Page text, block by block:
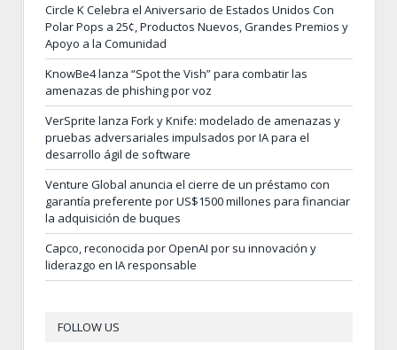
Circle K Celebra el Aniversario de Estados Unidos Con
Polar Pops a 25¢, Productos Nuevos, Grandes Premios y
Apoyo a la Comunidad
KnowBe4 lanza “Spot the Vish” para combatir las
amenazas de phishing por voz
VerSprite lanza Fork y Knife: modelado de amenazas y
pruebas adversariales impulsados por IA para el
desarrollo ágil de software
Venture Global anuncia el cierre de un préstamo con
garantía preferente por US$1500 millones para financiar
la adquisición de buques
Capco, reconocida por OpenAI por su innovación y
liderazgo en IA responsable
FOLLOW US